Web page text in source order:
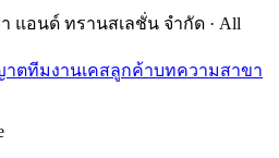
แอนด์ ทรานสเลชั่น จำกัด · All
าตทีมงานเคสลูกค้าบทความสาขา